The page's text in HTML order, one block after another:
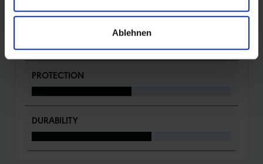
Ablehnen
PROTECTION
DURABILITY